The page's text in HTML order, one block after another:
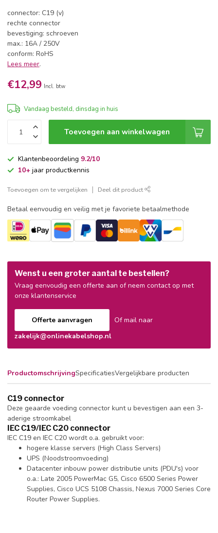
connector: C19 (v)
rechte connector
bevestiging: schroeven
max.: 16A / 250V
conform: RoHS
Lees meer.
€12,99 Incl. btw
Vandaag besteld, dinsdag in huis
Toevoegen aan winkelwagen
Klantenbeoordeling 9.2/10
10+ jaar productkennis
Toevoegen om te vergelijken Deel dit product
Betaal eenvoudig en veilig met je favoriete betaalmethode
Wenst u een groter aantal te bestellen?
Vraag eenvoudig een offerte aan of neem contact op met
onze klantenservice
Offerte aanvragen
Of mail naar
zakelijk@onlinekabelshop.nl
ProductomschrijvingSpecificatiesVergelijkbare producten
C19 connector
Deze geaarde voeding connector kunt u bevestigen aan een 3-
aderige stroomkabel
IEC C19/IEC C20 connector
IEC C19 en IEC C20 wordt o.a. gebruikt voor:
hogere klasse servers (High Class Servers)
UPS (Noodstroomvoeding)
Datacenter inbouw power distributie units (PDU's) voor
o.a.: Late 2005 PowerMac G5, Cisco 6500 Series Power
Supplies, Cisco UCS 5108 Chassis, Nexus 7000 Series Core
Router Power Supplies.